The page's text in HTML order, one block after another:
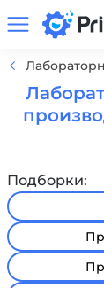
Подборки: